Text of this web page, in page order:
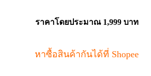
ราคาโดยประมาณ 1,999 บาท
หาซื้อสินค้ากันได้ที่ Shopee